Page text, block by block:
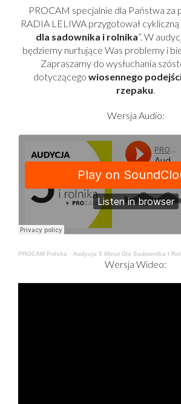
PROCAM specjalnie dla Państwa
RADIA LELIWA przygotował cykliczną
dla sadownika i rolnika”. W
będziemy nurtujące Was problemy i
Zapraszamy do wysłuchania
dotyczącego wiosennego
rzepaku.
Wersja Audio:
PROCAM Polska · Audycja 5 Minut Dla Sadownika I Rolnika –
Wersja Wideo: